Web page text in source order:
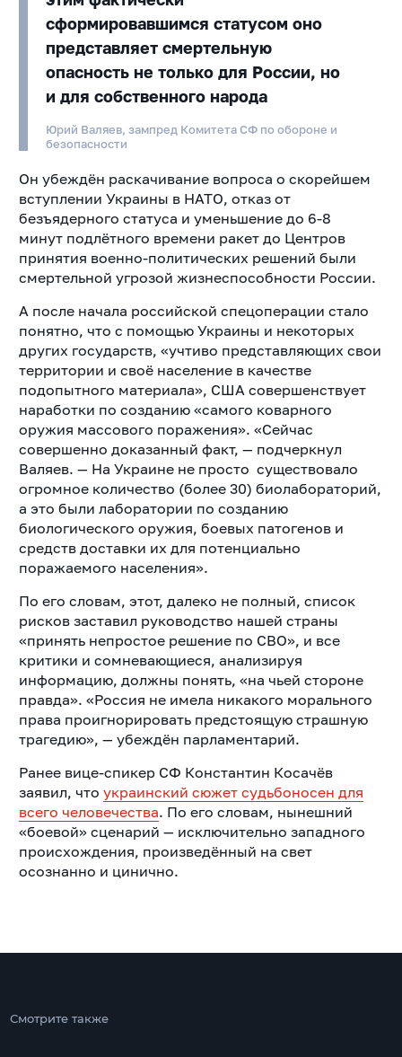
сформировавшимся статусом оно
представляет смертельную
опасность не только для России, но
и для собственного народа
Юрий Валяев, зампред Комитета СФ по обороне и
безопасности
Он убеждён раскачивание вопроса о скорейшем
вступлении Украины в НАТО, отказ от
безъядерного статуса и уменьшение до 6-8
минут подлётного времени ракет до Центров
принятия военно-политических решений были
смертельной угрозой жизнеспособности России.
А после начала российской спецоперации стало
понятно, что с помощью Украины и некоторых
других государств, «учтиво представляющих свои
территории и своё население в качестве
подопытного материала», США совершенствует
наработки по созданию «самого коварного
оружия массового поражения». «Сейчас
совершенно доказанный факт, — подчеркнул
Валяев. — На Украине не просто существовало
огромное количество (более 30) биолабораторий,
а это были лаборатории по созданию
биологического оружия, боевых патогенов и
средств доставки их для потенциально
поражаемого населения».
По его словам, этот, далеко не полный, список
рисков заставил руководство нашей страны
«принять непростое решение по СВО», и все
критики и сомневающиеся, анализируя
информацию, должны понять, «на чьей стороне
правда». «Россия не имела никакого морального
права проигнорировать предстоящую страшную
трагедию», — убеждён парламентарий.
Ранее вице-спикер СФ Константин Косачёв
заявил, что украинский сюжет судьбоносен для
всего человечества. По его словам, нынешний
«боевой» сценарий — исключительно западного
происхождения, произведённый на свет
осознанно и цинично.
Смотрите также